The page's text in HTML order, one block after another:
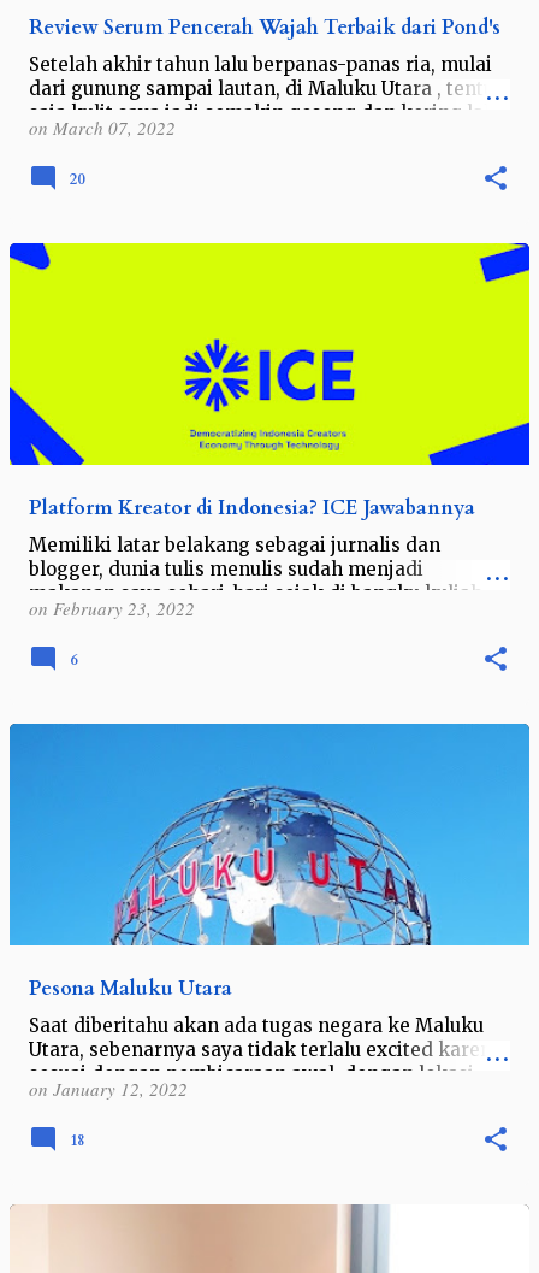
Review Serum Pencerah Wajah Terbaik dari Pond's
Setelah akhir tahun lalu berpanas-panas ria, mulai
dari gunung sampai lautan, di Maluku Utara , tentu
saja kulit saya jadi semakin gosong dan kering lah
ya. Maklum namanya sibuk d…
on March 07, 2022
20
Platform Kreator di Indonesia? ICE Jawabannya
Memiliki latar belakang sebagai jurnalis dan
blogger, dunia tulis menulis sudah menjadi
makanan saya sehari-hari sejak di bangku kuliah.
Berbagai platform penulisan pun telah saya…
on February 23, 2022
6
Pesona Maluku Utara
Saat diberitahu akan ada tugas negara ke Maluku
Utara, sebenarnya saya tidak terlalu excited karena
sesuai dengan pembicaraan awal, dengan lokasi
saya yang berada di Jawa Tengah,…
on January 12, 2022
18